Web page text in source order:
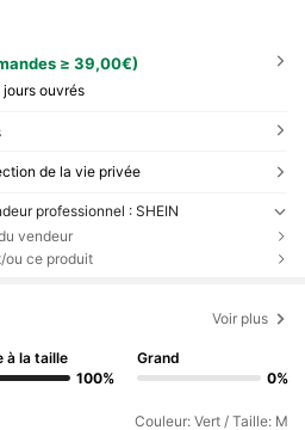
≥ 39,00€)
ouvrés
de la vie privée
professionnel : SHEIN
vendeur
ou ce produit
Voir plus
à la taille
100%
Grand
0%
Couleur: Vert / Taille: M